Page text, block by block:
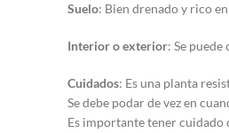
Suelo: Bien drenado y rico
Interior o exterior: Se
Cuidados: Es una planta
Se debe podar de vez en
Es importante tener cuidado